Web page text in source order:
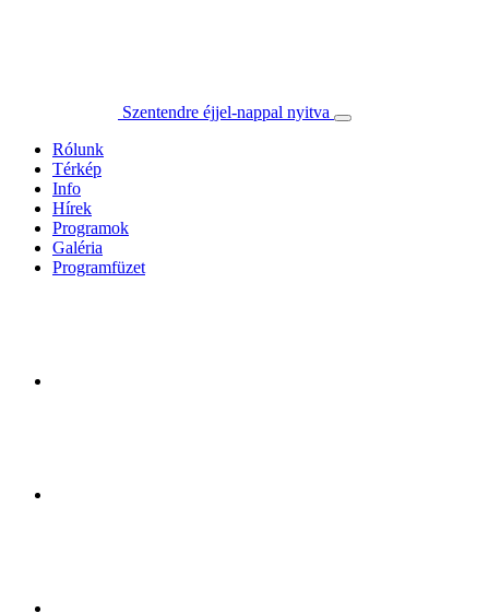
Szentendre éjjel-nappal nyitva
Rólunk
Térkép
Info
Hírek
Programok
Galéria
Programfüzet